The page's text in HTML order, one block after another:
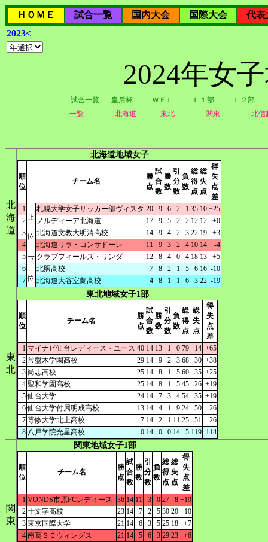
ＨＯＭＥ 試合一覧 国内大会 国際大会
代表
2023<
2024年女
試合一覧 皇后杯 ＷＥＬ Ｌ１部
Ｌ２部
一覧
北海道 東北 関東 北信
北
海
道
北海道地域女子
順
位
チーム名
勝
点
試
合
数
勝
数
引
分
数
負
数
総
得
点
総
失
点
得
失
点
差
1
上
位
札幌大学女子サッカー部ヴィスタ 20 9 6 2 1 35 10 +25
2
ノルディーア北海道 17 9 5 2 2 12 12
±0
3
北海道文教大明清高校 14 9 4 2 3 22 19
+3
4
北海道リラ・コンサドーレ 11 9 3 2 4 10 14
-4
5 下
位
クラブフィールズ・リンダ 12 8 4 0 4 18 13
+5
6
北照高校 7 8 2 1 5 6 16 -10
7
北海道大谷室蘭高校 4 8 1 1 6 3 22 -19
東
北
東北地域女子1部
順
位
チーム名
勝
点
試
合
数
勝
数
引
分
数
負
数
総
得
点
総
失
点
得
失
点
差
1 マイナビ仙台レディース・ユース 40 14 13 1 0 79 14 +65
2 常盤木学園高校 29 14 9 2 3 68 30 +38
3 尚志高校 25 14 8 1 5 60 35 +25
4 聖和学園高校 25 14 8 1 5 45 26 +19
5 仙台大学 24 14 7 3 4 54 35 +19
6 仙台大学付属明成高校 13 14 4 1 9 24 50
-26
7 専修大学北上高校 7 14 2 1 11 25 51
-26
8 八戸学院光星高校 0 14 0 0 14 5 119 -114
関
東
関東地域女子1部
順
位
チーム名
勝
点
試
合
数
勝
数
引
分
数
負
数
総
得
点
総
失
点
得
失
点
差
1 VONDS市原FCレディース 36 14 11 3 0 27 8 +19
2 十文字高校 23 14 7 2 5 30 20 +10
3 東京国際大学 21 14 6 3 5 25 18
+7
4 南葛ＳＣウィングス 21 14 5 6 3 29 23
+6